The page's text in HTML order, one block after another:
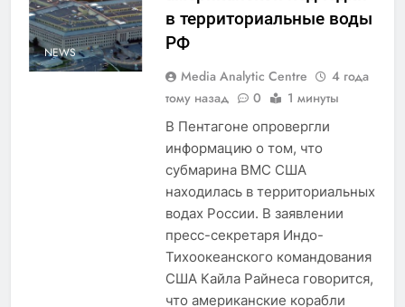
NEWS
в территориальные воды
РФ
Media Analytic Centre
4 года
тому назад
0 1 минуты
В Пентагоне опровергли
информацию о том, что
субмарина ВМС США
находилась в территориальных
водах России. В заявлении
пресс-секретаря Индо-
Тихоокеанского командования
США Кайла Райнеса говорится,
что американские корабли